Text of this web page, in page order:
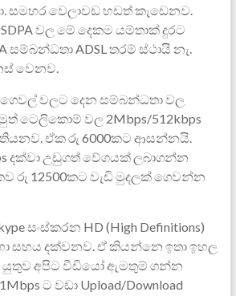
සමහර වෙලා‍වඩ හඩත් කැඩෙනව.
වල මේ ‍දෙකම යම්තාක් දුරට
සම්බන්ධතා ADSL තරම් ස්ථායි නැ.
වෙනව.
වලට දෙන සම්බන්ධතා වල
ටෙලිකොම් වල 2Mbps/512kbps
ඒක රු 6000කට ආසන්නයි.
දක්වා උඩුගත් වේගයක් ලබාගන්න
රු 12500කට වැඩි මුදලක් ගෙවන්න
සංස්කරන HD (High Definitions)
සහය දක්වනව. ඒ කියන්නෙ ඉතා ඉහල
අපිට වීඩියෝ ඇමතුම් ගන්න
ට වඩා Upload/Download